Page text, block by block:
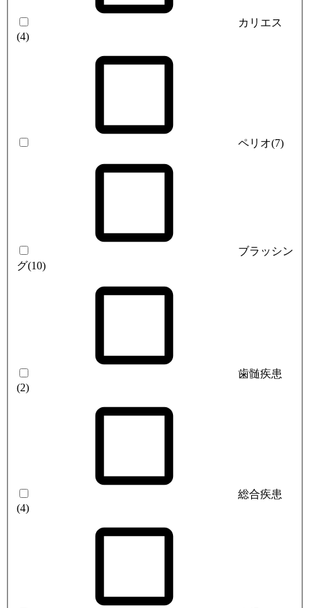
カリエス
(4)
ペリオ(7)
ブラッシン
グ(10)
歯髄疾患
(2)
総合疾患
(4)